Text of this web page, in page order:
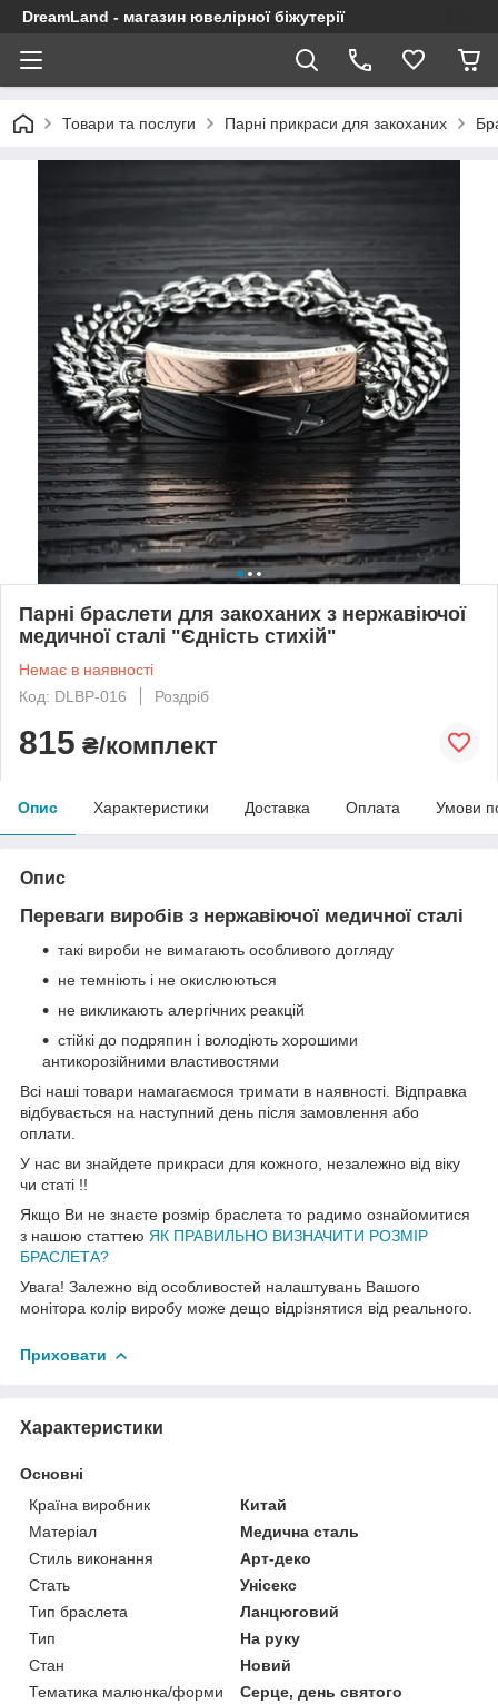
DreamLand - магазин ювелірної біжутерії
Товари та послуги Парні прикраси для закоханих
Парні браслети для закоханих з нержавіючої
медичної сталі "Єдність стихій"
Немає в наявності
Код: DLBP-016
Роздріб
815 ₴/комплект
Опис Характеристики Доставка Оплата Умови
Опис
Переваги виробів з нержавіючої медичної сталі
такі вироби не вимагають особливого догляду
не темніють і не окислюються
не викликають алергічних реакцій
стійкі до подряпин і володіють хорошими
антикорозійними властивостями
Всі наші товари намагаємося тримати в наявності. Відправка
відбувається на наступний день після замовлення або
оплати.
У нас ви знайдете прикраси для кожного, незалежно від віку
чи статі !!
Якщо Ви не знаєте розмір браслета то радимо ознайомитися
з нашою статтею ЯК ПРАВИЛЬНО ВИЗНАЧИТИ РОЗМІР
БРАСЛЕТА?
Увага! Залежно від особливостей налаштувань Вашого
монітора колір виробу може дещо відрізнятися від реального.
Приховати
Характеристики
Основні
Країна виробник
Китай
Матеріал
Медична сталь
Стиль виконання
Арт-деко
Стать
Унісекс
Тип браслета
Ланцюговий
Тип
На руку
Стан
Новий
Тематика малюнка/форми
Серце, день святого